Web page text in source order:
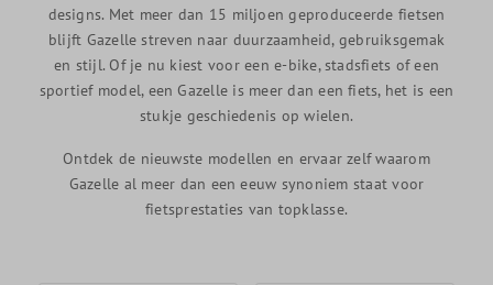
designs. Met meer dan 15 miljoen geproduceerde fietsen
blijft Gazelle streven naar duurzaamheid, gebruiksgemak
en stijl. Of je nu kiest voor een e-bike, stadsfiets of een
sportief model, een Gazelle is meer dan een fiets, het is een
stukje geschiedenis op wielen.
Ontdek de nieuwste modellen en ervaar zelf waarom
Gazelle al meer dan een eeuw synoniem staat voor
fietsprestaties van topklasse.